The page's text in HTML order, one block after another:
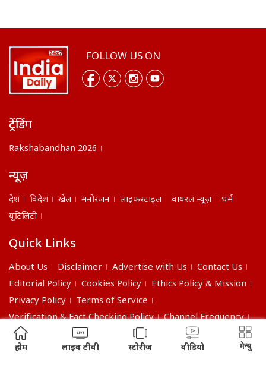
FOLLOW US ON
ट्रेंडिंग
Rakshabandhan 2026
न्यूज़
देश विदेश खेल मनोरंजन लाइफस्टाइल वायरल न्यूज़
धर्म
यूटिलिटी
Quick Links
About Us Disclaimer Advertise with Us
Contact Us
Editorial Policy
Cookies Policy
Ethics Policy & Mission
Privacy Policy
Terms of Service
Verification & Fact Checking Policy
Channel Frequency
©2026 India Daily. All right reserved.
होम लाइव टीवी स्टोरीज वीडियो मेन्यु